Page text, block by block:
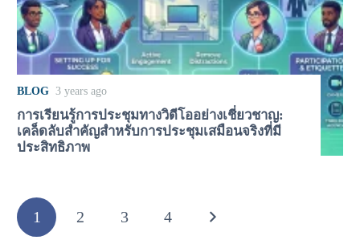
BLOG 3 years ago
การเรียนรู้การประชุมทางวิดีโออย่างเชี่ยวชาญ:
เคล็ดลับสำคัญสำหรับการประชุมเสมือนจริงที่มี
ประสิทธิภาพ
1 2 3 4